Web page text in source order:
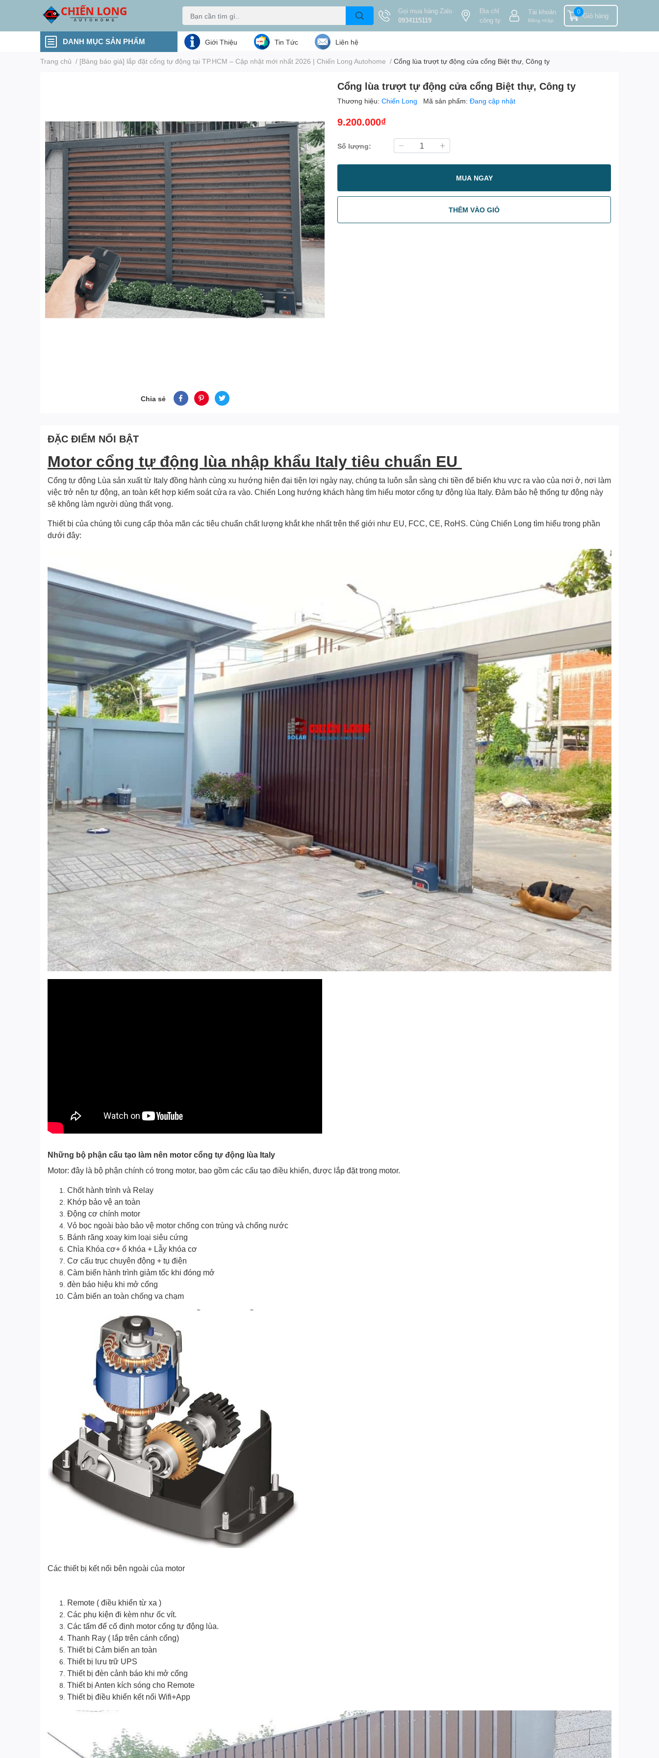
Gọi mua hàng Zalo
0934115119
Địa chỉ
công ty
Tài khoản
Đăng nhập
Giỏ hàng
0
DANH MỤC SẢN PHẨM Giới Thiệu Tin Tức Liên hệ
Trang chủ / [Bảng báo giá] lắp đặt cổng tự động tại TP.HCM – Cập nhật mới nhất 2026 | Chiến Long Autohome / Cổng lùa trượt tự động cửa cổng Biệt thự, Công ty
Chia sẻ
Cổng lùa trượt tự động cửa cổng Biệt thự, Công ty
Thương hiệu: Chiến Long Mã sản phẩm: Đang cập nhật
9.200.000₫
Số lượng:
MUA NGAY
THÊM VÀO GIỎ
ĐẶC ĐIỂM NỔI BẬT
Motor cổng tự động lùa nhập khẩu Italy tiêu chuẩn EU
Cổng tự động Lùa sản xuất từ Italy đồng hành cùng xu hướng hiện đại tiện lợi ngày nay, chúng ta luôn sẵn sàng chi tiền để biến khu vực ra vào của nơi ở, nơi làm
việc trở nên tự động, an toàn kết hợp kiểm soát cửa ra vào. Chiến Long hướng khách hàng tìm hiểu motor cổng tự động lùa Italy. Đảm bảo hệ thống tự động này
sẽ không làm người dùng thất vọng.
Thiết bị của chúng tôi cung cấp thỏa mãn các tiêu chuẩn chất lượng khắt khe nhất trên thế giới như EU, FCC, CE, RoHS. Cùng Chiến Long tìm hiểu trong phần
dưới đây:
Những bộ phận cấu tạo làm nên motor cổng tự động lùa Italy
Motor: đây là bộ phận chính có trong motor, bao gồm các cấu tạo điều khiển, được lắp đặt trong motor.
Chốt hành trình và Relay
Khớp bảo vệ an toàn
Động cơ chính motor
Vỏ bọc ngoài bào bảo vệ motor chống con trùng và chống nước
Bánh răng xoay kim loại siêu cứng
Chìa Khóa cơ+ ổ khóa + Lẫy khóa cơ
Cơ cấu trục chuyên động + tụ điện
Càm biến hành trình giảm tốc khi đóng mở
đèn báo hiệu khi mở cổng
Cảm biến an toàn chống va chạm
Các thiết bị kết nối bên ngoài của motor
Remote ( điều khiển từ xa )
Các phụ kiện đi kèm như ốc vít.
Các tấm để cố định motor cổng tự động lùa.
Thanh Ray ( lắp trên cánh cổng)
Thiết bị Cảm biến an toàn
Thiết bị lưu trữ UPS
Thiết bị đèn cảnh báo khi mở cổng
Thiết bị Anten kích sóng cho Remote
Thiết bị điều khiển kết nối Wifi+App